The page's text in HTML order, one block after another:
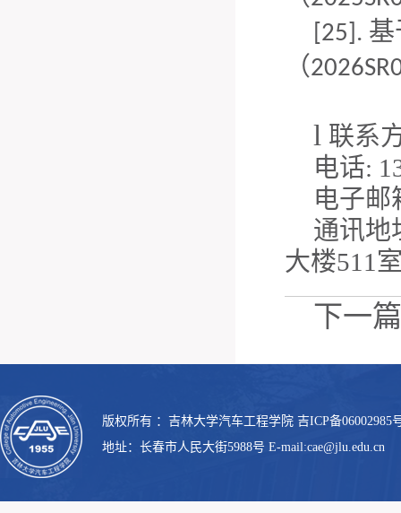
[25]. 基
（
l 联系
电话:
电子邮
通讯地
大楼511
下一
版权所有 ：吉林大学汽车工程学院 吉ICP备06002985
地址：长春市人民大街5988号 E-mail:cae@jlu.edu.cn